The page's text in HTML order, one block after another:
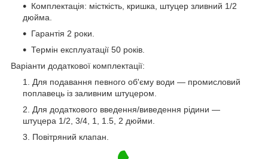
Комплектація: місткість, кришка, штуцер зливний 1/2
дюйма.
Гарантія 2 роки.
Термін експлуатації 50 років.
Варіанти додаткової комплектації:
Для подавання певного об'єму води — промисловий
поплавець із заливним штуцером.
Для додаткового введення/виведення рідини —
штуцера 1/2, 3/4, 1, 1.5, 2 дюйми.
Повітряний клапан.